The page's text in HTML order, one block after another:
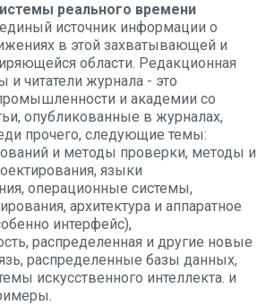
реального времени
источник информации о
в этой захватывающей и
области. Редакционная
и читатели журнала - это
и академии со
опубликованные в журналах,
прочего, следующие темы:
и методы проверки, методы и
языки
операционные системы,
архитектура и аппаратное
интерфейс),
распределенная и другие новые
распределенные базы данных,
искусственного интеллекта. и